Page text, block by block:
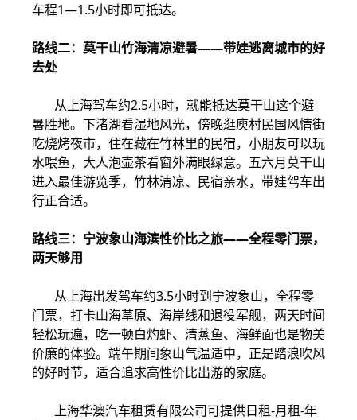
车程1—1.5小时即可抵达。
路线二：莫干山竹海清凉避暑——带娃逃离城市的好
去处
从上海驾车约2.5小时，就能抵达莫干山这个避
暑胜地。下渚湖看湿地风光，傍晚逛庾村民国风情街
吃烧烤夜市，住在藏在竹林里的民宿，小朋友可以玩
水喂鱼，大人泡壶茶看窗外满眼绿意。五六月莫干山
进入最佳游览季，竹林清凉、民宿亲水，带娃驾车出
行正合适。
路线三：宁波象山海滨性价比之旅——全程零门票，
两天够用
从上海出发驾车约3.5小时到宁波象山，全程零
门票，打卡山海草原、海岸线和退役军舰，两天时间
轻松玩遍，吃一顿白灼虾、清蒸鱼、海鲜面也是物美
价廉的体验。端午期间象山气温适中，正是踏浪吹风
的好时节，适合追求高性价比出游的家庭。
上海华澳汽车租赁有限公司可提供日租-月租-年